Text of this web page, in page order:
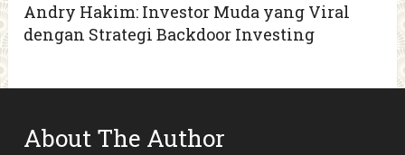
Andry Hakim: Investor Muda yang Viral
dengan Strategi Backdoor Investing
About The Author